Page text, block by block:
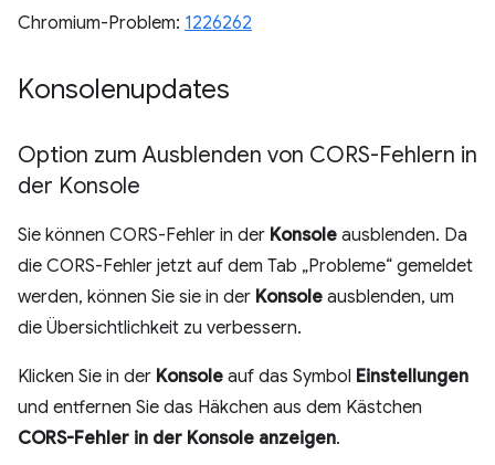
Chromium-Problem: 1226262
Konsolenupdates
Option zum Ausblenden von CORS-Fehlern in
der Konsole
Sie können CORS-Fehler in der Konsole ausblenden. Da
die CORS-Fehler jetzt auf dem Tab „Probleme“ gemeldet
werden, können Sie sie in der Konsole ausblenden, um
die Übersichtlichkeit zu verbessern.
Klicken Sie in der Konsole auf das Symbol Einstellungen
und entfernen Sie das Häkchen aus dem Kästchen
CORS-Fehler in der Konsole anzeigen.